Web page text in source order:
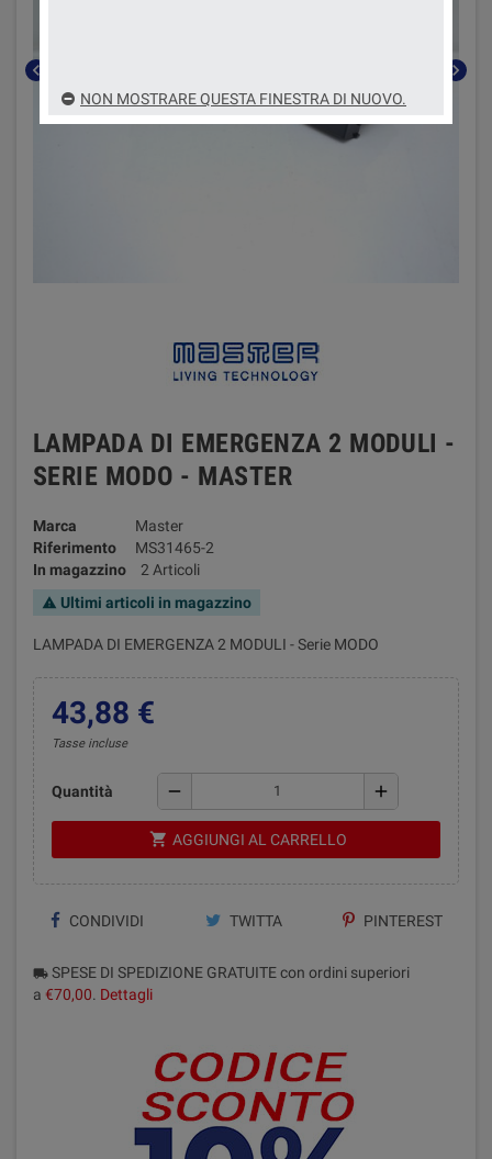
chevron_left chevron_right
LAMPADA DI EMERGENZA 2 MODULI -
SERIE MODO - MASTER
Marca
Master
Riferimento
MS31465-2
In magazzino
2 Articoli
warning Ultimi articoli in magazzino
LAMPADA DI EMERGENZA 2 MODULI - Serie MODO
43,88 €
Tasse incluse
Quantità remove add
shopping_cart AGGIUNGI AL CARRELLO
CONDIVIDI TWITTA PINTEREST
local_shipping SPESE DI SPEDIZIONE GRATUITE con ordini superiori
a €70,00. Dettagli
NON MOSTRARE QUESTA FINESTRA DI NUOVO.